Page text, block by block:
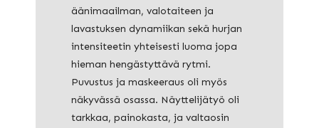
äänimaailman, valotaiteen ja
lavastuksen dynamiikan sekä hurjan
intensiteetin yhteisesti luoma jopa
hieman hengästyttävä rytmi.
Puvustus ja maskeeraus oli myös
näkyvässä osassa. Näyttelijätyö oli
tarkkaa, painokasta, ja valtaosin